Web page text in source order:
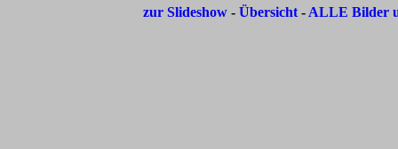
zur Slideshow -Übersicht- ALLE Bilder